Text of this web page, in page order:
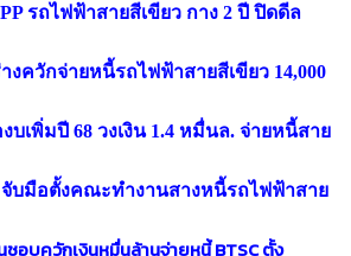
รถไฟฟ้าสายสีเขียว กาง 2 ปี ปิดดีล
งควักจ่ายหนี้รถไฟฟ้าสายสีเขียว 14,000
บเพิ่มปี 68 วงเงิน 1.4 หมื่นล. จ่ายหนี้สาย
จับมือตั้งคณะทำงานสางหนี้รถไฟฟ้าสาย
ชอบควักเงินหมื่นล้านจ่ายหนี้ BTSC ตั้ง